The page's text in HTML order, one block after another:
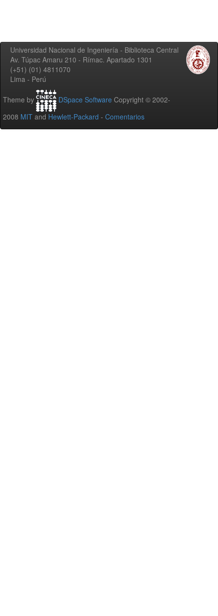
Universidad Nacional de Ingeniería - Biblioteca Central
Av. Túpac Amaru 210 - Rímac. Apartado 1301
(+51) (01) 4811070
Lima - Perú
Theme by DSpace Software Copyright © 2002-
2008 MIT and Hewlett-Packard - Comentarios